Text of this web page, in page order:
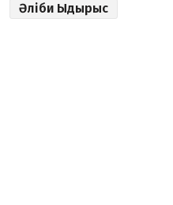
Әліби Ыдырыс